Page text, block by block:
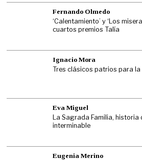
Fernando Olmedo
‘Calentamiento’ y ‘Los
cuartos premios Talía
Ignacio Mora
Tres clásicos patrios para la
Eva Miguel
La Sagrada Familia, historia
interminable
Eugenia Merino